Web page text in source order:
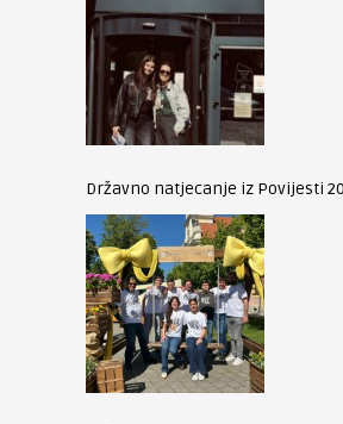
Državno natjecanje iz Povijesti